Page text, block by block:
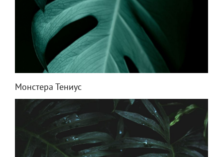
Монстера Тениус